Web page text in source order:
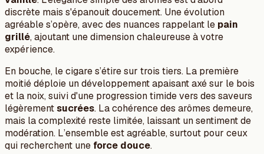
discrète mais s'épanouit doucement. Une évolution
agréable s’opère, avec des nuances rappelant le pain
grillé, ajoutant une dimension chaleureuse à votre
expérience.
En bouche, le cigare s’étire sur trois tiers. La première
moitié déploie un développement apaisant axé sur le bois
et la noix, suivi d'une progression timide vers des saveurs
légèrementsucrées. La cohérence des arômes demeure,
mais la complexité reste limitée, laissant un sentiment de
modération. L’ensemble est agréable, surtout pour ceux
qui recherchent une force douce.